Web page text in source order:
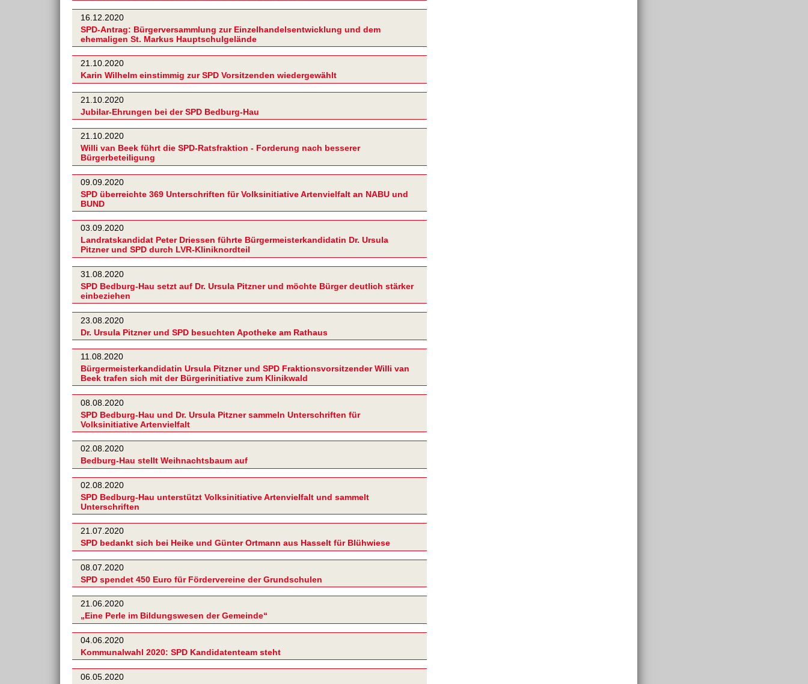
16.12.2020
SPD-Antrag: Bürgerversammlung zur Einzelhandelsentwicklung und dem
ehemaligen St. Markus Hauptschulgelände
21.10.2020
Karin Wilhelm einstimmig zur SPD Vorsitzenden wiedergewählt
21.10.2020
Jubilar-Ehrungen bei der SPD Bedburg-Hau
21.10.2020
Willi van Beek führt die SPD-Ratsfraktion - Forderung nach besserer
Bürgerbeteiligung
09.09.2020
SPD überreichte 369 Unterschriften für Volksinitiative Artenvielfalt an NABU und
BUND
03.09.2020
Landratskandidat Peter Driessen führte Bürgermeisterkandidatin Dr. Ursula
Pitzner und SPD durch LVR-Kliniknordteil
31.08.2020
SPD Bedburg-Hau setzt auf Dr. Ursula Pitzner und möchte Bürger deutlich stärker
einbeziehen
23.08.2020
Dr. Ursula Pitzner und SPD besuchten Apotheke am Rathaus
11.08.2020
Bürgermeisterkandidatin Ursula Pitzner und SPD Fraktionsvorsitzender Willi van
Beek trafen sich mit der Bürgerinitiative zum Klinikwald
08.08.2020
SPD Bedburg-Hau und Dr. Ursula Pitzner sammeln Unterschriften für
Volksinitiative Artenvielfalt
02.08.2020
Bedburg-Hau stellt Weihnachtsbaum auf
02.08.2020
SPD Bedburg-Hau unterstützt Volksinitiative Artenvielfalt und sammelt
Unterschriften
21.07.2020
SPD bedankt sich bei Heike und Günter Ortmann aus Hasselt für Blühwiese
08.07.2020
SPD spendet 450 Euro für Fördervereine der Grundschulen
21.06.2020
„Eine Perle im Bildungswesen der Gemeinde“
04.06.2020
Kommunalwahl 2020: SPD Kandidatenteam steht
06.05.2020